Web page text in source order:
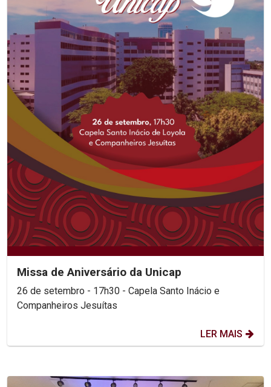
Missa de Aniversário da Unicap
26 de setembro - 17h30 - Capela Santo Inácio e
Companheiros Jesuítas
LER MAIS